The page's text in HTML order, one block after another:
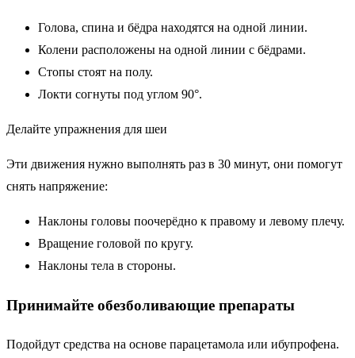
Голова, спина и бёдра находятся на одной линии.
Колени расположены на одной линии с бёдрами.
Стопы стоят на полу.
Локти согнуты под углом 90°.
Делайте упражнения для шеи
Эти движения нужно выполнять раз в 30 минут, они помогут
снять напряжение:
Наклоны головы поочерёдно к правому и левому плечу.
Вращение головой по кругу.
Наклоны тела в стороны.
Принимайте обезболивающие препараты
Подойдут средства на основе парацетамола или ибупрофена.